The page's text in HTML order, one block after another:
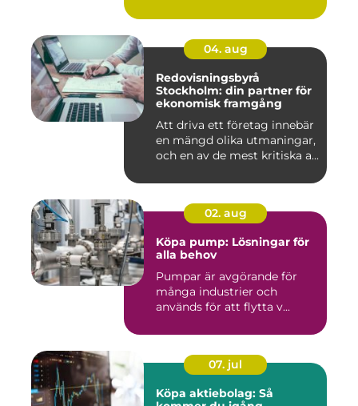
04. aug
Redovisningsbyrå
Stockholm: din partner för
ekonomisk framgång
Att driva ett företag innebär
en mängd olika utmaningar,
och en av de mest kritiska a...
02. aug
Köpa pump: Lösningar för
alla behov
Pumpar är avgörande för
många industrier och
används för att flytta v...
07. jul
Köpa aktiebolag: Så